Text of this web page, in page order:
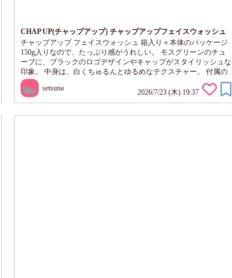
CHAP UP(チャップアップ) チャップアップフェイスウォッシュ
チャップアップ フェイスウォッシュ 箱入り＋本体のパッケージ
150g入りなので、たっぷり感がうれしい。 モスグリーンのチュ
ーブに、ブラックのロゴデザインやキャップがスタイリッシュな
印象。 中身は、白くちゅるんとゆるめなテクスチャー。 付属の
洗顔ネットで泡立てると、あっという間にきめ細かなふわふわ泡
へ。 かろやかなのに、きめ細かく弾力があるのでへたれない。
顔全体をつつみこみ、なで洗いしやすい。 清涼感あるさわやか
setsuna 2026/7/23 (木) 19:37